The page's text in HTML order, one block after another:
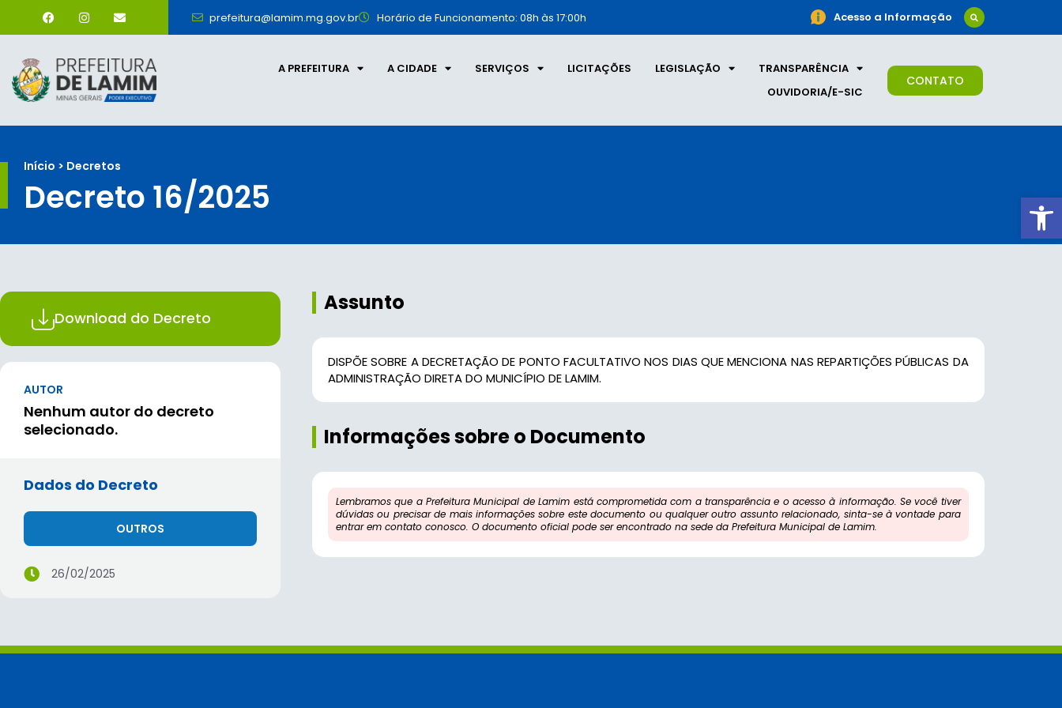
prefeitura@lamim.mg.gov.br Horário de Funcionamento: 08h às 17:00h Acesso a Informação
A PREFEITURA A CIDADE SERVIÇOS LICITAÇÕES LEGISLAÇÃO
TRANSPARÊNCIA
OUVIDORIA/E-SIC
CONTATO
Início > Decretos
Decreto 16/2025
Download do Decreto
AUTOR
Nenhum autor do decreto
selecionado.
Dados do Decreto
OUTROS
26/02/2025
Assunto
DISPÕE SOBRE A DECRETAÇÃO DE PONTO FACULTATIVO NOS DIAS QUE MENCIONA NAS REPARTIÇÕES PÚBLICAS DA
ADMINISTRAÇÃO DIRETA DO MUNICÍPIO DE LAMIM.
Informações sobre o Documento
Lembramos que a Prefeitura Municipal de Lamim está comprometida com a transparência e o acesso à informação. Se você tiver
dúvidas ou precisar de mais informações sobre este documento ou qualquer outro assunto relacionado, sinta-se à vontade para
entrar em contato conosco. O documento oficial pode ser encontrado na sede da Prefeitura Municipal de Lamim.